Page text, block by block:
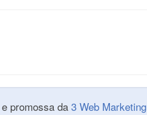
e promossa da 3 Web Marketing